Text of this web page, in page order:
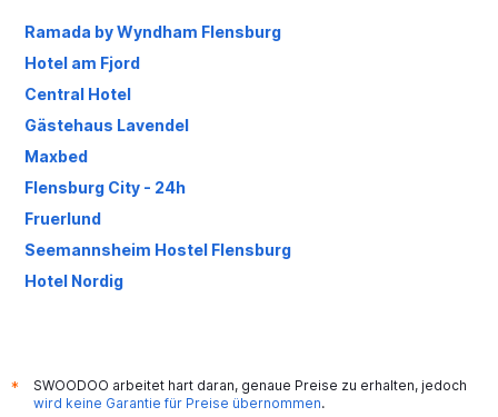
Ramada by Wyndham Flensburg
Hotel am Fjord
Central Hotel
Gästehaus Lavendel
Maxbed
Flensburg City - 24h
Fruerlund
Seemannsheim Hostel Flensburg
Hotel Nordig
*
SWOODOO arbeitet hart daran, genaue Preise zu erhalten, jedoch
wird keine Garantie für Preise übernommen.